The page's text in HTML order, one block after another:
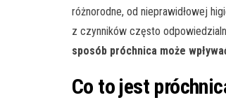
różnorodne, od nieprawidłowej
z czynników często
sposób próchnica może
Co to jest